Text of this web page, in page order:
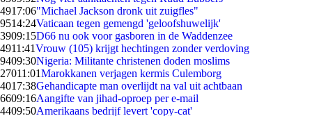
4917:06"Michael Jackson dronk uit zuigfles"
9514:24Vaticaan tegen gemengd 'geloofshuwelijk'
3909:15D66 nu ook voor gasboren in de Waddenzee
4911:41Vrouw (105) krijgt hechtingen zonder verdoving
9409:30Nigeria: Militante christenen doden moslims
27011:01Marokkanen verjagen kermis Culemborg
4017:38Gehandicapte man overlijdt na val uit achtbaan
6609:16Aangifte van jihad-oproep per e-mail
4409:50Amerikaans bedrijf levert 'copy-cat'